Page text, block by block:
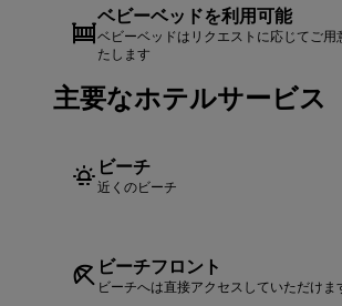
ベビーベッドを利用可能
ベビーベッドはリクエストに応じてご用
たします
主要なホテルサービス
ビーチ
近くのビーチ
ビーチフロント
ビーチへは直接アクセスしていただけま